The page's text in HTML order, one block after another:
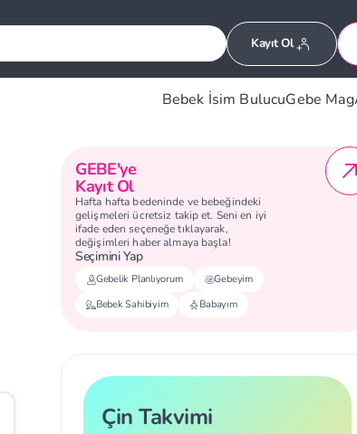
Kayıt Ol
Bebek İsim BulucuGebe Mag
GEBE'ye
Kayıt Ol
Hafta hafta bedeninde ve bebeğindeki
gelişmeleri ücretsiz takip et. Seni en iyi
ifade eden seçeneğe tıklayarak,
değişimleri haber almaya başla!
Seçimini Yap
Gebelik Planlıyorum
Gebeyim
Bebek Sahibiyim
Babayım
Çin Takvimi